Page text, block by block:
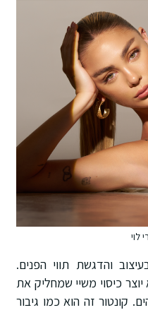
לוי
והדגשת תווי הפנים.
כיסוי משיי שמחליק את
קונטור זה הוא כמו גיבור